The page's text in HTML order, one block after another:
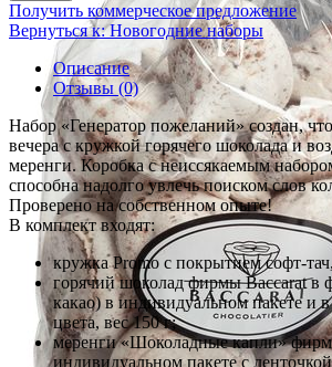
Получить коммерческое предложение
Вернуться к: Новогодние наборы
Описание
Отзывы (0)
Набор «Генератор пожеланий» создан,
вечера с кружкой горячего шоколада и
меренги. Коробка с неиссякаемым
способна надолго увлечь поиском слов
Проверено на собственном опыте!
В комплект входят:
кружка Promo c покрытием софт-
горячий шоколад фирмы Baccarat в
какао) в индивидуальном пакете и в
цвета, вес 150 г;
меренги «Шоколадные капли»
индивидуальном пакете с